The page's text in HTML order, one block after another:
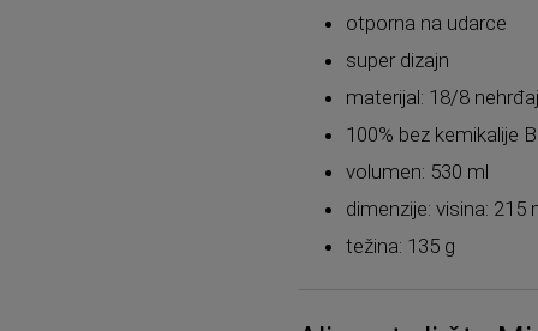
otporna na udarce
super dizajn
materijal: 18/8
100% bez kemikalije
volumen: 530 ml
dimenzije: visina:
težina: 135 g